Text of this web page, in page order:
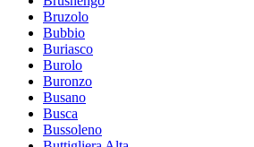
Bruzolo
Bubbio
Buriasco
Burolo
Buronzo
Busano
Busca
Bussoleno